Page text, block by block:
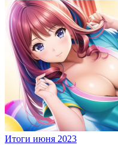
Итоги июня 2023